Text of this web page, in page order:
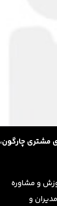
مشتری چارگون،
و مشاوره
و